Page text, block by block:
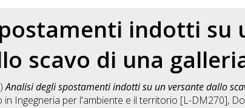
indotti su
scavo di una
Analisi degli spostamenti indotti su un versante dallo
in Ingegneria per l'ambiente e il territorio [L-DM270],